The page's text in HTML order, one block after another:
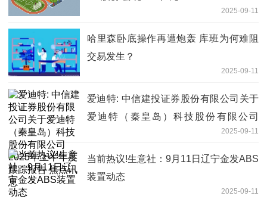
2025-09-11
哈里森卧底操作再遭炮轰 库班为何难阻
交易发生？
2025-09-11
爱迪特: 中信建投证券股份有限公司关于
爱迪特（秦皇岛）科技股份有限公司
2025年上半年度跟踪报告 焦点讯息2025-09-11
当前热议!生意社：9月11日辽宁金发ABS
装置动态
2025-09-11